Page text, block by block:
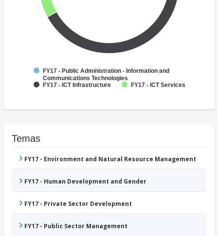
FY17 - Public Administration - Information and
Communications Technologies
FY17 - ICT Infrastructure
FY17 - ICT Services
Temas
FY17 - Environment and Natural Resource Management
FY17 - Human Development and Gender
FY17 - Private Sector Development
FY17 - Public Sector Management